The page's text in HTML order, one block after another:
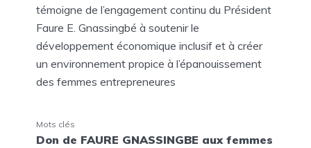
témoigne de l’engagement continu du Président
Faure E. Gnassingbé à soutenir le
développement économique inclusif et à créer
un environnement propice à l’épanouissement
des femmes entrepreneures
Mots clés
Don de FAURE GNASSINGBE aux femmes